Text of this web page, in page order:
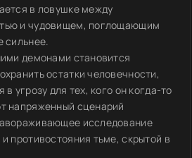
в ловушке между
и чудовищем, поглощающим
сильнее.
демонами становится
остатки человечности,
в угрозу для тех, кого он когда-то
напряженный сценарий
исследование
противостояния тьме, скрытой в